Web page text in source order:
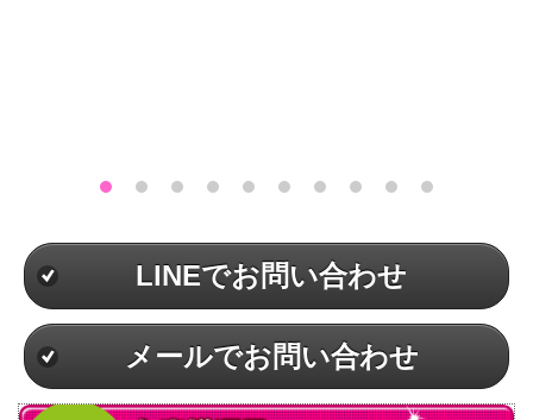
LINEでお問い合わせ
メールでお問い合わせ